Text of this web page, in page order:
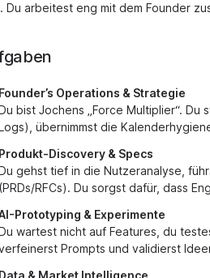
Du arbeitest eng mit dem Founder
Founder’s Operations & Strategie
bist Jochens „Force Multiplier“.
übernimmst die
Produkt-Discovery & Specs
gehst tief in die Nutzeranalyse,
(PRDs/RFCs). Du sorgst dafür, dass
Prototyping & Experimente
wartest nicht auf Features, du
Prompts und validierst
Data & Market Intelligence